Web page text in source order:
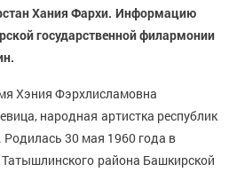
Хания Фархи. Информацию
государственной филармонии
Хэния Фэрхлисламовна
народная артистка республик
30 мая 1960 года в
района Башкирской